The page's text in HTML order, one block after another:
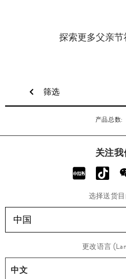
探索更多父亲节
筛选
产品总数:
关注我
选择送货
中国
更改语言